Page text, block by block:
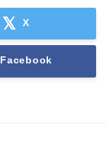
X
Facebook